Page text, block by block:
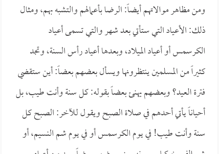
ومن مظاهر موالاتهم أيضاً: الرضا بأعمالهم والتشبه بهم، ومثال
ذلك: الأعياد التي ستأتي بعد شهر والتي تسمى أعياد
الكرسمس أو أعياد الميلاد، وبعدها أعياد رأس السنة، وتجد
كثيراً من المسلمين ينتظرونها ويسأل بعضهم بعضاً: أين ستقضي
فترة العيد؟ وبعضهم يهنئ بعضاً بقوله: كل سنة وأنت طيب، بل
أحياناً يأتي أحدهم في صلاة الصبح ويقول للآخر: الصبح كل
سنة وأنت طيب! في يوم الكرسمس أو في يوم شم النسيم، أو